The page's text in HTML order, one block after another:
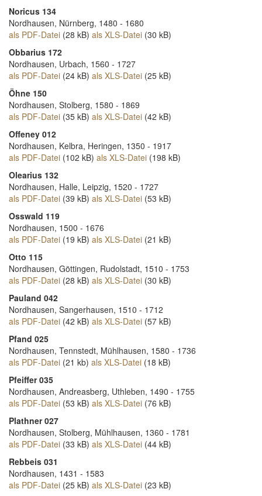
Noricus 134
Nordhausen, Nürnberg, 1480 - 1680
als PDF-Datei (28 kB) als XLS-Datei (30 kB)
Obbarius 172
Nordhausen, Urbach, 1560 - 1727
als PDF-Datei (24 kB) als XLS-Datei (25 kB)
Öhne 150
Nordhausen, Stolberg, 1580 - 1869
als PDF-Datei (35 kB) als XLS-Datei (42 kB)
Offeney 012
Nordhausen, Kelbra, Heringen, 1350 - 1917
als PDF-Datei (102 kB) als XLS-Datei (198 kB)
Olearius 132
Nordhausen, Halle, Leipzig, 1520 - 1727
als PDF-Datei (39 kB) als XLS-Datei (53 kB)
Osswald 119
Nordhausen, 1500 - 1676
als PDF-Datei (19 kB) als XLS-Datei (21 kB)
Otto 115
Nordhausen, Göttingen, Rudolstadt, 1510 - 1753
als PDF-Datei (28 kB) als XLS-Datei (30 kB)
Pauland 042
Nordhausen, Sangerhausen, 1510 - 1712
als PDF-Datei (42 kB) als XLS-Datei (57 kB)
Pfand 025
Nordhausen, Tennstedt, Mühlhausen, 1580 - 1736
als PDF-Datei (21 kb) als XLS-Datei (18 kB)
Pfeiffer 035
Nordhausen, Andreasberg, Uthleben, 1490 - 1755
als PDF-Datei (53 kB) als XLS-Datei (76 kB)
Plathner 027
Nordhausen, Stolberg, Mühlhausen, 1360 - 1781
als PDF-Datei (33 kB) als XLS-Datei (44 kB)
Rebbeis 031
Nordhausen, 1431 - 1583
als PDF-Datei (25 kB) als XLS-Datei (23 kB)